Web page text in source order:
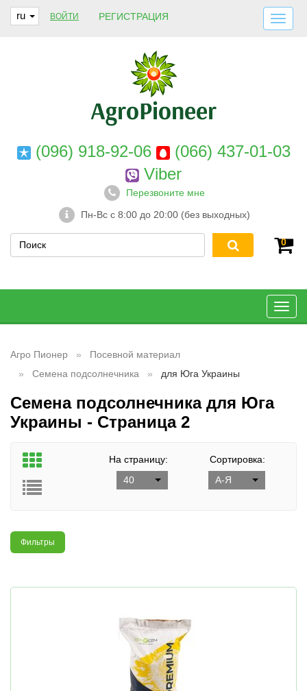
ru ВОЙТИ РЕГИСТРАЦИЯ
ДОСТАВКА И ОПЛАТА
О НАС
ГАРАНТИИ
КОНТАКТЫ
(096) 918-92-06
(066) 437-01-03
Viber
Перезвоните мне
Пн-Вс с 8:00 до 20:00 (без выходных)
0
Агро Пионер
Посевной материал
Семена подсолнечника
для Юга Украины
Семена подсолнечника для Юга
Украины - Страница 2
На страницу:
40
Сортировка:
А-Я
Фильтры